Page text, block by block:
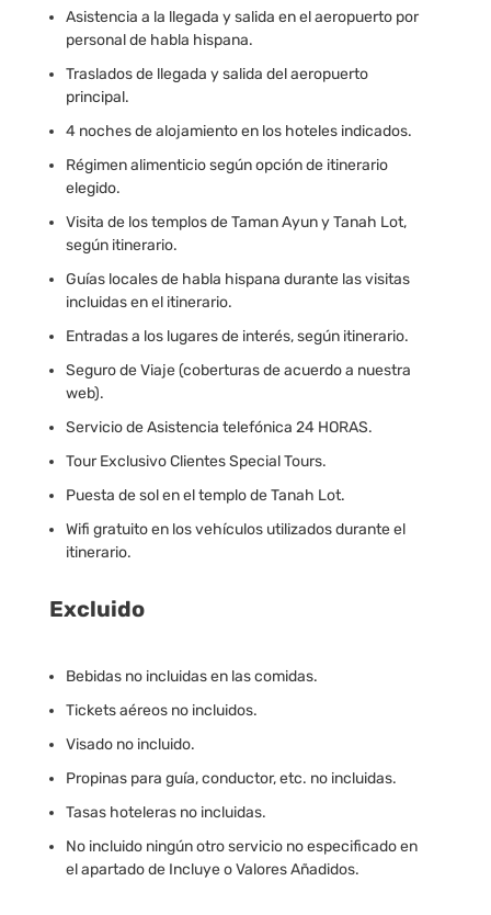
Asistencia a la llegada y salida en el aeropuerto por
personal de habla hispana.
Traslados de llegada y salida del aeropuerto
principal.
4 noches de alojamiento en los hoteles indicados.
Régimen alimenticio según opción de itinerario
elegido.
Visita de los templos de Taman Ayun y Tanah Lot,
según itinerario.
Guías locales de habla hispana durante las visitas
incluidas en el itinerario.
Entradas a los lugares de interés, según itinerario.
Seguro de Viaje (coberturas de acuerdo a nuestra
web).
Servicio de Asistencia telefónica 24 HORAS.
Tour Exclusivo Clientes Special Tours.
Puesta de sol en el templo de Tanah Lot.
Wifi gratuito en los vehículos utilizados durante el
itinerario.
Excluido
Bebidas no incluidas en las comidas.
Tickets aéreos no incluidos.
Visado no incluido.
Propinas para guía, conductor, etc. no incluidas.
Tasas hoteleras no incluidas.
No incluido ningún otro servicio no especificado en
el apartado de Incluye o Valores Añadidos.